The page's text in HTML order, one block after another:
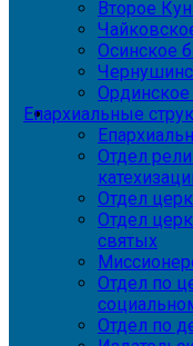
Второе
Осинское
Ординское
Епархиальные
Отдел
Отдел
Отдел
святых
Отдел по
Отдел по